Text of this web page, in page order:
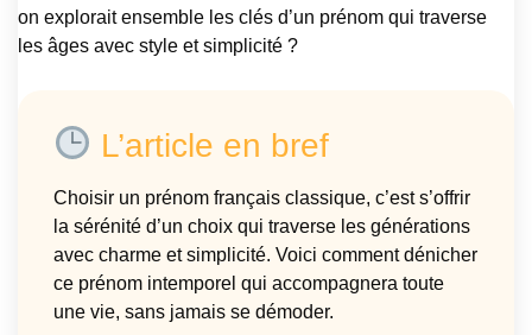
on explorait ensemble les clés d’un prénom qui traverse
les âges avec style et simplicité ?
L’article en bref
Choisir un prénom français classique, c’est s’offrir
la sérénité d’un choix qui traverse les générations
avec charme et simplicité. Voici comment dénicher
ce prénom intemporel qui accompagnera toute
une vie, sans jamais se démoder.